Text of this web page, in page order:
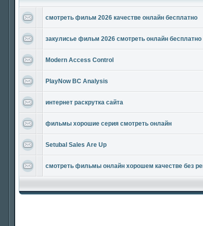
смотреть фильм 2026 качестве онлайн бесплатно
закулисье фильм 2026 смотреть онлайн бесплатно
Modern Access Control
PlayNow BC Analysis
интернет раскрутка сайта
фильмы хорошие серия смотреть онлайн
Setubal Sales Are Up
смотреть фильмы онлайн хорошем качестве без